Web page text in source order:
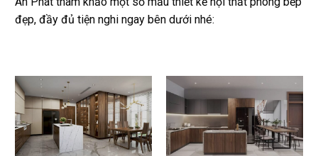
đẹp, đầy đủ tiện nghi ngay bên dưới nhé: